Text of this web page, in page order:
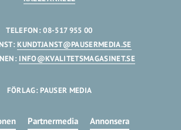
TELEFON: 08-517 955 00
KUNDTJANST@PAUSERMEDIA.SE
INFO@KVALITETSMAGASINET.SE
FÖRLAG: PAUSER MEDIA
Partnermedia Annonsera